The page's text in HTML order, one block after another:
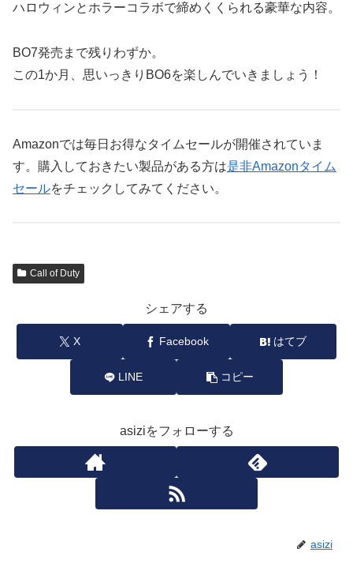
ハロウィンとホラーコラボで締めくくられる豪華な内容。
BO7発売まで残りわずか。
この1か月、思いっきりBO6を楽しんでいきましょう！
Amazonでは毎日お得なタイムセールが開催されていま
す。購入しておきたい製品がある方は是非Amazonタイム
セールをチェックしてみてください。
Call of Duty
シェアする
X Facebook はてブ
LINE コピー
asiziをフォローする
asizi